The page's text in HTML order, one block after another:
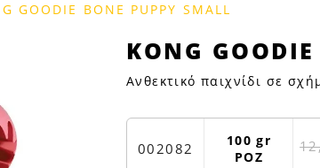
GOODIE BONE PUPPY SMALL
KONG
GOODIE
BONE
SMALL
KONG
Ανθεκτικό παιχνίδι σε
002082
100 gr
ΡΟΖ